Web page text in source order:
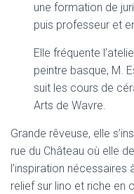
une formation de
puis professeur et
Elle fréquente
peintre basque, M.
suit les cours de
Arts de Wavre.
Grande rêveuse, elle
rue du Château où elle
l’inspiration nécessaires
relief sur lino et riche en